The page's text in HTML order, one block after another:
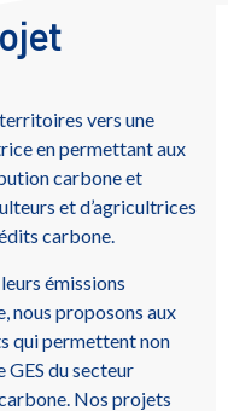
vers une
en permettant aux
carbone et
et d’agricultrices
carbone.
émissions
nous proposons aux
qui permettent non
GES du secteur
Nos projets